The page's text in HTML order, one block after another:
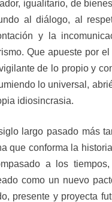
igualitario, de
al diálogo, al
y la
Que apueste por
de lo propio y
lo universal,
idiosincrasia.
largo pasado más
que conforma la
a los
como un nuevo
presente y proyecta